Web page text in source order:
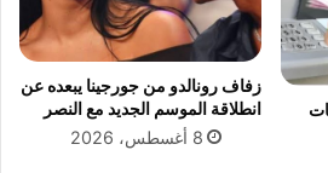
زفاف رونالدو من جورجينا يبعده عن
انطلاقة الموسم الجديد مع النصر
8 أغسطس، 2026